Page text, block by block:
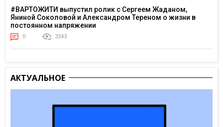
#ВАРТОЖИТИ выпустил ролик с Сергеем Жаданом,
Яниной Соколовой и Александром Тереном о жизни в
постоянном напряжении
0 3243
АКТУАЛЬНОЕ